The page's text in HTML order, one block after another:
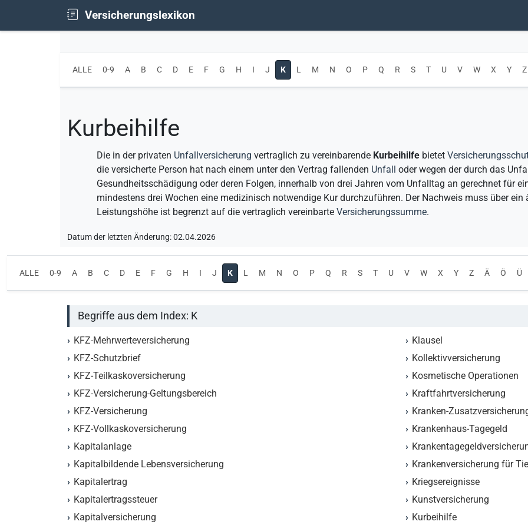
Versicherungslexikon
ALLE 0-9 A B C D E F G H I J K L M N O P Q R S T U V W X Y Z
Kurbeihilfe
Die in der privaten Unfallversicherung vertraglich zu vereinbarende Kurbeihilfe bietet
die versicherte Person hat nach einem unter den Vertrag fallenden Unfall oder wegen der durch das
Gesundheitsschädigung oder deren Folgen, innerhalb von drei Jahren vom Unfalltag an gerechnet für
mindestens drei Wochen eine medizinisch notwendige Kur durchzuführen. Der Nachweis muss über
Leistungshöhe ist begrenzt auf die vertraglich vereinbarte Versicherungssumme.
Datum der letzten Änderung: 02.04.2026
ALLE 0-9 A B C D E F G H I J K L M N O P Q R S T U V W X Y Z Ä Ö Ü
Begriffe aus dem Index: K
KFZ-Mehrwerteversicherung
KFZ-Schutzbrief
KFZ-Teilkaskoversicherung
KFZ-Versicherung-Geltungsbereich
KFZ-Versicherung
KFZ-Vollkaskoversicherung
Kapitalanlage
Kapitalbildende Lebensversicherung
Kapitalertrag
Kapitalertragssteuer
Kapitalversicherung
Klausel
Kollektivversicherung
Kosmetische Operationen
Kraftfahrtversicherung
Kranken-
Krankenhaus-Tagegeld
Krankenversicherung für
Kriegsereignisse
Kunstversicherung
Kurbeihilfe